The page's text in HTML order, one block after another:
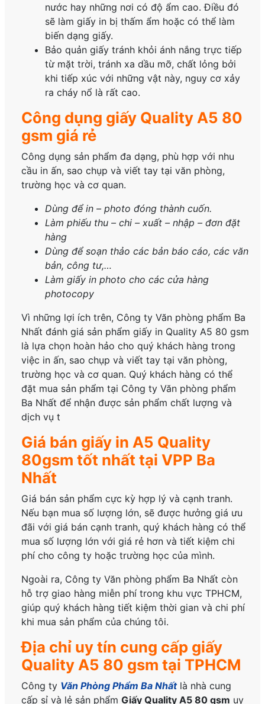
nước hay những nơi có độ ẩm cao. Điều đó
sẽ làm giấy in bị thấm ẩm hoặc có thể làm
biến dạng giấy.
Bảo quản giấy tránh khỏi ánh nắng trực tiếp
từ mặt trời, tránh xa dầu mỡ, chất lỏng bởi
khi tiếp xúc với những vật này, nguy cơ xảy
ra cháy nổ là rất cao.
Công dụng giấy Quality A5 80
gsm giá rẻ
Công dụng sản phẩm đa dạng, phù hợp với nhu
cầu in ấn, sao chụp và viết tay tại văn phòng,
trường học và cơ quan.
Dùng để in – photo đóng thành cuốn.
Làm phiếu thu – chi – xuất – nhập – đơn đặt
hàng
Dùng để soạn thảo các bản báo cáo, các văn
bản, công tư,…
Làm giấy in photo cho các cửa hàng
photocopy
Vì những lợi ích trên, Công ty Văn phòng phẩm Ba
Nhất đánh giá sản phẩm giấy in Quality A5 80 gsm
là lựa chọn hoàn hảo cho quý khách hàng trong
việc in ấn, sao chụp và viết tay tại văn phòng,
trường học và cơ quan. Quý khách hàng có thể
đặt mua sản phẩm tại Công ty Văn phòng phẩm
Ba Nhất để nhận được sản phẩm chất lượng và
dịch vụ t
Giá bán giấy in A5 Quality
80gsm tốt nhất tại VPP Ba
Nhất
Giá bán sản phẩm cực kỳ hợp lý và cạnh tranh.
Nếu bạn mua số lượng lớn, sẽ được hưởng giá ưu
đãi với giá bán cạnh tranh, quý khách hàng có thể
mua số lượng lớn với giá rẻ hơn và tiết kiệm chi
phí cho công ty hoặc trường học của mình.
Ngoài ra, Công ty Văn phòng phẩm Ba Nhất còn
hỗ trợ giao hàng miễn phí trong khu vực TPHCM,
giúp quý khách hàng tiết kiệm thời gian và chi phí
khi mua sản phẩm của chúng tôi.
Địa chỉ uy tín cung cấp giấy
Quality A5 80 gsm tại TPHCM
Công ty Văn Phòng Phẩm Ba Nhấtlà nhà cung
cấp sỉ và lẻ sản phẩmGiấy Quality A5 80 gsm uy